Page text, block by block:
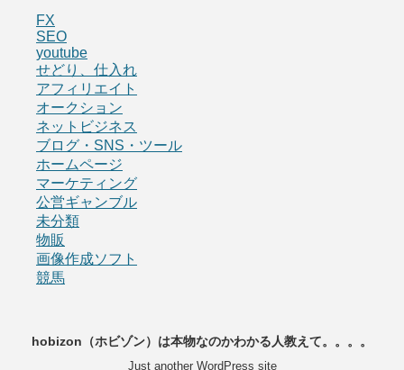
FX
SEO
youtube
せどり、仕入れ
アフィリエイト
オークション
ネットビジネス
ブログ・SNS・ツール
ホームページ
マーケティング
公営ギャンブル
未分類
物販
画像作成ソフト
競馬
hobizon（ホビゾン）は本物なのかわかる人教えて。。。。
Just another WordPress site